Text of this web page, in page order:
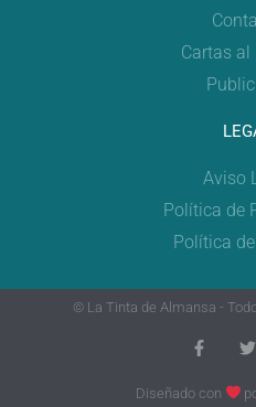
Cartas al
Aviso
Política de
Política
© La Tinta de Almansa -
Diseñado con